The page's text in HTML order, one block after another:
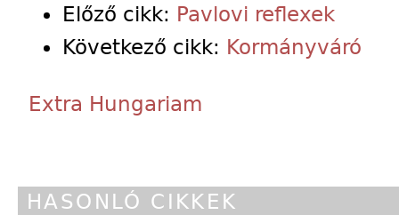
Előző cikk: Pavlovi reflexek
Következő cikk: Kormányváró
Extra Hungariam
HASONLÓ CIKKEK